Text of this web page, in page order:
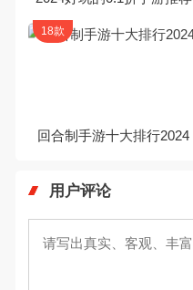
回合制手游十大排行2024
18款
用户评论